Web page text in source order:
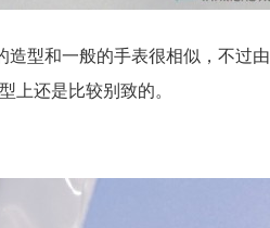
造型和一般的手表很相似，不过
上还是比较别致的。